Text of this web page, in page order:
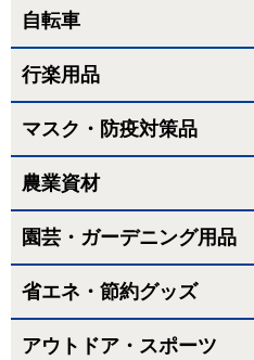
自転車
行楽用品
マスク・防疫対策品
農業資材
園芸・ガーデニング用品
省エネ・節約グッズ
アウトドア・スポーツ